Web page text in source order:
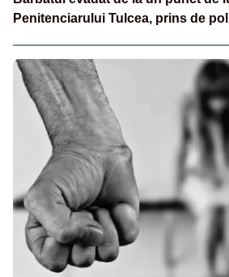
Penitenciarului Tulcea, prins de